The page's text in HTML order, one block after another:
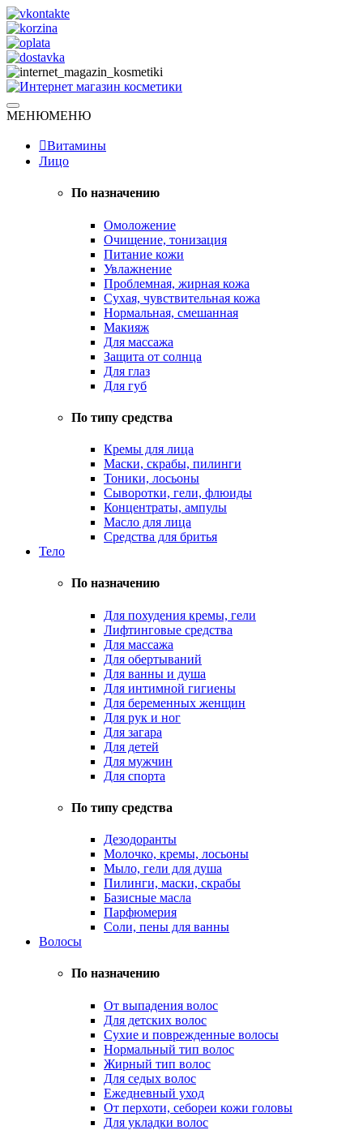
Skip
to
content
Интернет магазин косметики
Натуральная косметика
МЕНЮМЕНЮ
Витамины
Лицо
По назначению
Омоложение
Очищение, тонизация
Питание кожи
Увлажнение
Проблемная, жирная кожа
Сухая, чувствительная кожа
Нормальная, смешанная
Макияж
Для массажа
Защита от солнца
Для глаз
Для губ
По типу средства
Кремы для лица
Маски, скрабы, пилинги
Тоники, лосьоны
Сыворотки, гели, флюиды
Концентраты, ампулы
Масло для лица
Средства для бритья
Тело
По назначению
Для похудения кремы, гели
Лифтинговые средства
Для массажа
Для обертываний
Для ванны и душа
Для интимной гигиены
Для беременных женщин
Для рук и ног
Для загара
Для детей
Для мужчин
Для спорта
По типу средства
Дезодоранты
Молочко, кремы, лосьоны
Мыло, гели для душа
Пилинги, маски, скрабы
Базисные масла
Парфюмерия
Соли, пены для ванны
Волосы
По назначению
От выпадения волос
Для детских волос
Сухие и поврежденные волосы
Нормальный тип волос
Жирный тип волос
Для седых волос
Ежедневный уход
От перхоти, себореи кожи головы
Для укладки волос